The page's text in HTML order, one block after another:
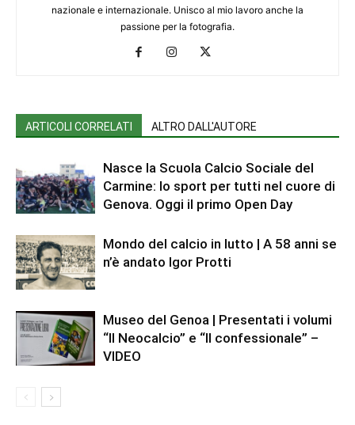
nazionale e internazionale. Unisco al mio lavoro anche la
passione per la fotografia.
ARTICOLI CORRELATI ALTRO DALL'AUTORE
Nasce la Scuola Calcio Sociale del
Carmine: lo sport per tutti nel cuore di
Genova. Oggi il primo Open Day
Mondo del calcio in lutto | A 58 anni se
n’è andato Igor Protti
Museo del Genoa | Presentati i volumi
“Il Neocalcio” e “Il confessionale” –
VIDEO